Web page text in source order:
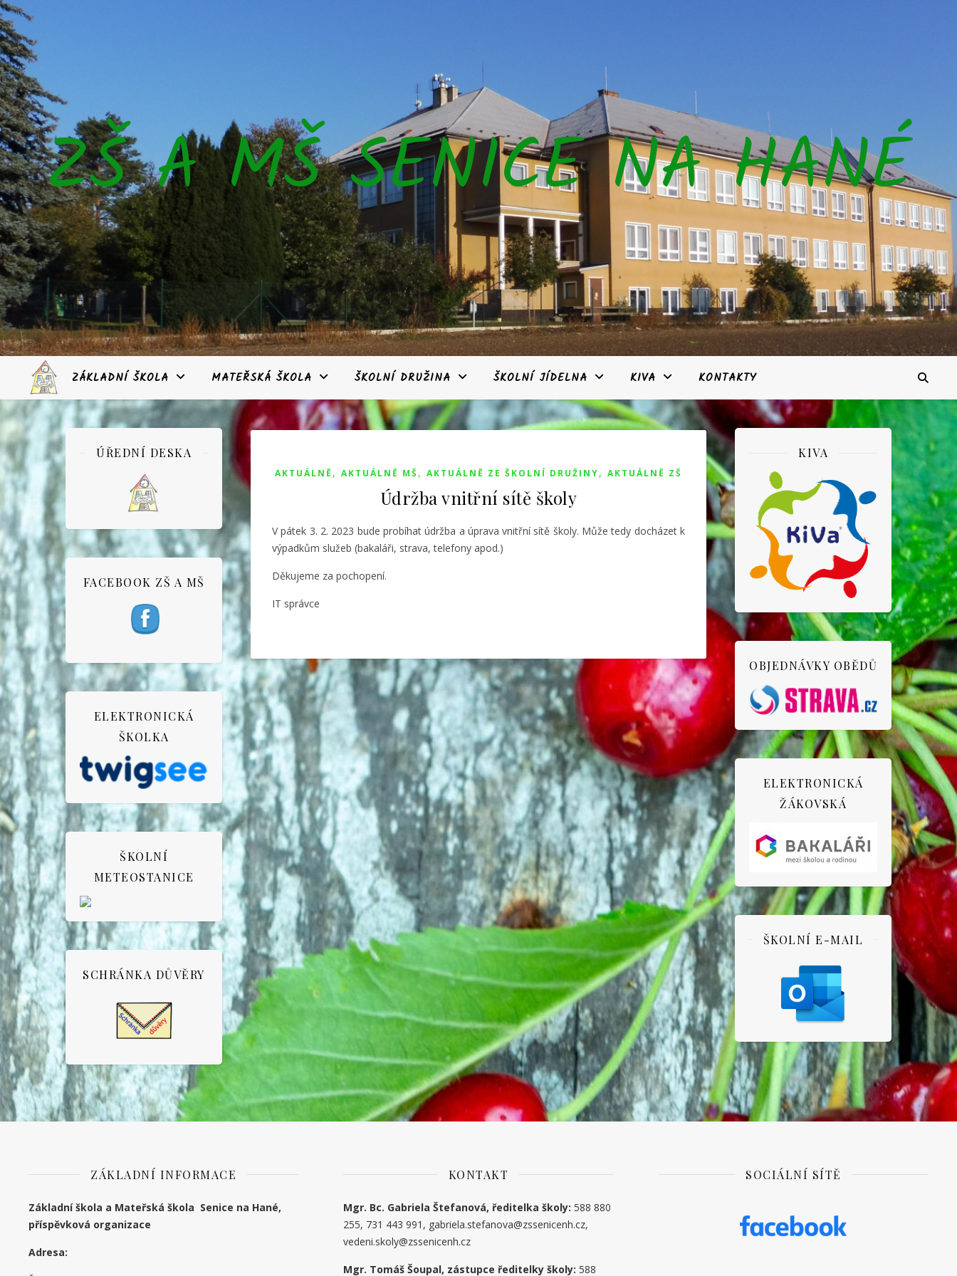
ZŠ A MŠ SENICE NA HANÉ
ZÁKLADNÍ ŠKOLA MATEŘSKÁ ŠKOLA ŠKOLNÍ DRUŽINA ŠKOLNÍ JÍDELNA KIVA KONTAKTY
ÚŘEDNÍ DESKA
FACEBOOK ZŠ A MŠ
ELEKTRONICKÁ
ŠKOLKA
ŠKOLNÍ
METEOSTANICE
SCHRÁNKA DŮVĚRY
AKTUÁLNĚ , AKTUÁLNĚ MŠ, AKTUÁLNĚ ZE ŠKOLNÍ DRUŽINY, AKTUÁLNĚ ZŠ
Údržba vnitřní sítě školy
V pátek 3. 2. 2023 bude probíhat údržba a úprava vnitřní sítě školy. Může tedy docházet k
výpadkům služeb (bakaláři, strava, telefony apod.)
Děkujeme za pochopení.
IT správce
KIVA
OBJEDNÁVKY OBĚDŮ
ELEKTRONICKÁ
ŽÁKOVSKÁ
ŠKOLNÍ E-MAIL
ZÁKLADNÍ INFORMACE
Základní škola a Mateřská škola Senice na Hané,
příspěvková organizace
Adresa:
KONTAKT
Mgr. Bc. Gabriela Štefanová, ředitelka školy: 588 880
255, 731 443 991, gabriela.stefanova@zssenicenh.cz,
vedeni.skoly@zssenicenh.cz
Mgr. Tomáš Šoupal, zástupce ředitelky školy: 588
SOCIÁLNÍ SÍTĚ